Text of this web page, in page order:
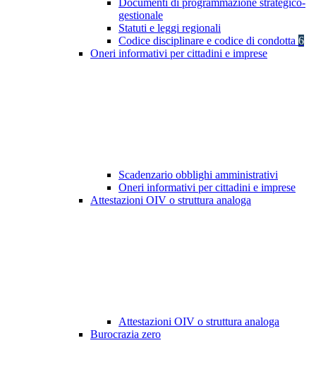
Documenti di programmazione strategico-
gestionale
Statuti e leggi regionali
Codice disciplinare e codice di condotta 6
Oneri informativi per cittadini e imprese
Scadenzario obblighi amministrativi
Oneri informativi per cittadini e imprese
Attestazioni OIV o struttura analoga
Attestazioni OIV o struttura analoga
Burocrazia zero